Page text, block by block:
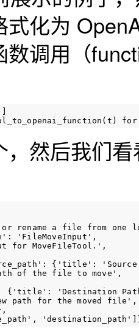
式化为
数调用（
，然后我们
rename a file from one
'FileMoveInput',
for MoveFileTool.',
{'title':
of the file to move',
{'title': 'Destination
path for the moved file',